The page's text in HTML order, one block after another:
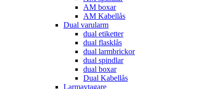
AM boxar
AM Kabellås
Dual varularm
dual etiketter
dual flasklås
dual larmbrickor
dual spindlar
dual boxar
Dual Kabellås
Larmavtagare